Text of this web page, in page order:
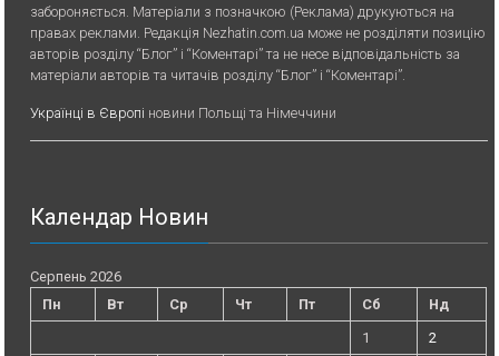
забороняється. Матеріали з позначкою (Реклама) друкуються на
правах реклами. Редакція Nezhatin.com.ua може не розділяти позицію
авторів розділу “Блог” і “Коментарі” та не несе відповідальність за
матеріали авторів та читачів розділу “Блог” і “Коментарі”.
Українці в Європі новини Польщі та Німеччини
Календар Новин
Серпень 2026
Пн
Вт Ср Чт Пт Сб
Нд
1
2